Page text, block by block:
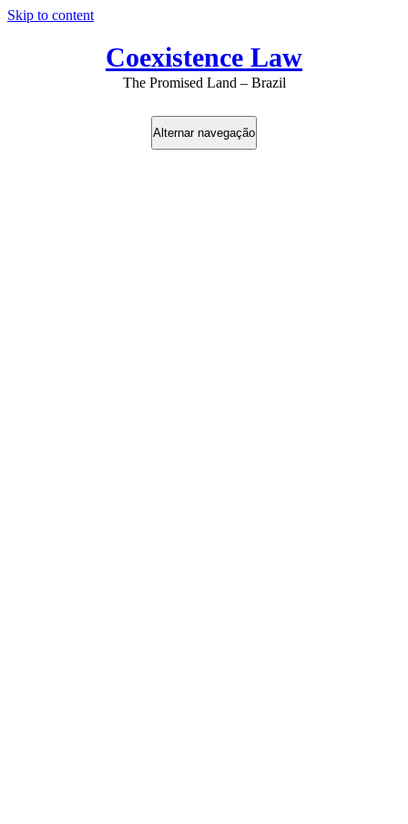
Skip to content
Coexistence Law
The Promised Land – Brazil
Alternar navegação